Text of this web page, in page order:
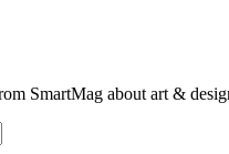
SmartMag about art &